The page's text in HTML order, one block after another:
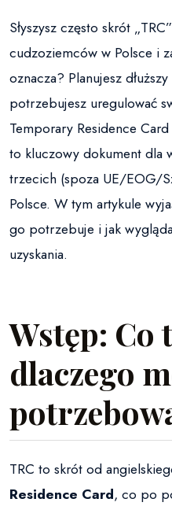
Słyszysz często skrót
cudzoziemców w Polsce i
oznacza? Planujesz
potrzebujesz uregulować
Temporary Residence
to kluczowy dokument dla
trzecich (spoza UE/EOG/
Polsce. W tym artykule
go potrzebuje i jak
uzyskania.
Wstęp: Co
dlaczego
TRC to skrót od
Residence Card, co po